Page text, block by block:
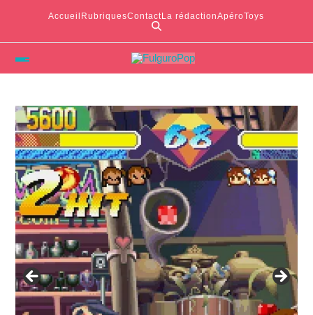
Accueil RubriquesContactLa rédactionApéroToys